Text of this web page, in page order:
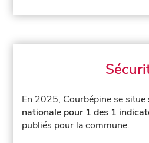
En 2025, Courbépine se situe
nationale pour 1 des 1
publiés pour la commune.